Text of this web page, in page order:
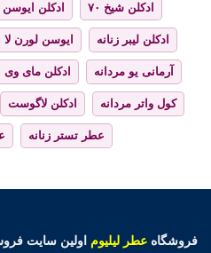
ادکلن شیخ ۷۰ ادکلن
ادکلن لیبر زنانه ایوسن لورن
آرمانی یو مردانه ادکلن مای وی
کول واتر مردانه ادکلن لاگوست
عطر تستر زنانه
فروشگاهعطر لیلیوم اولین سایت